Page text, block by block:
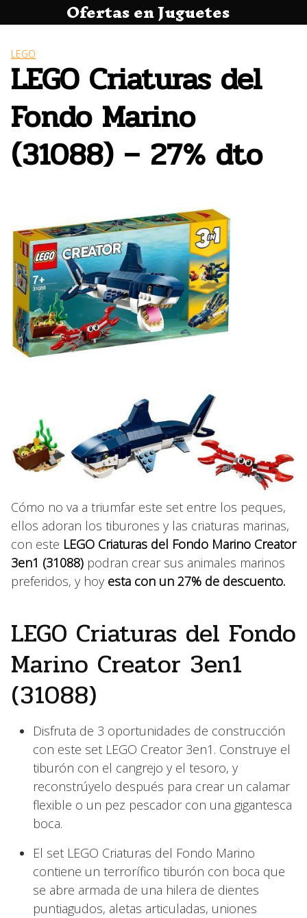
al
Ofertas en Juguetes
LEGO
LEGO Criaturas del
Fondo Marino
(31088) – 27% dto
Cómo no va a triumfar este set entre los peques,
ellos adoran los tiburones y las criaturas marinas,
con este LEGO Criaturas del Fondo Marino Creator
3en1 (31088) podran crear sus animales marinos
preferidos, y hoy esta con un 27% de descuento.
LEGO Criaturas del Fondo
Marino Creator 3en1
(31088)
Disfruta de 3 oportunidades de construcción
con este set LEGO Creator 3en1. Construye el
tiburón con el cangrejo y el tesoro, y
reconstrúyelo después para crear un calamar
flexible o un pez pescador con una gigantesca
boca.
El set LEGO Criaturas del Fondo Marino
contiene un terrorífico tiburón con boca que
se abre armada de una hilera de dientes
puntiagudos, aletas articuladas, uniones